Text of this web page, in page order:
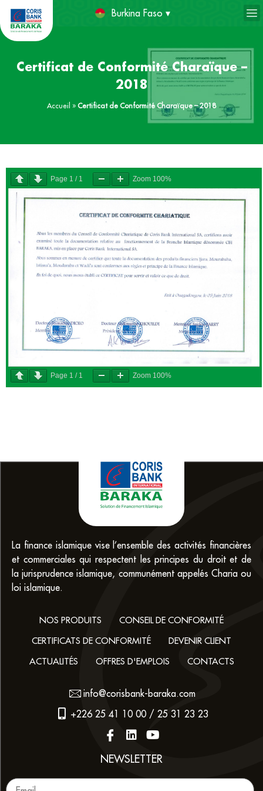
Burkina Faso ▾
Certificat de Conformité Charaïque –
2018
Accueil » Certificat de Conformité Charaïque – 2018
Page 1 / 1 Zoom 100%
Page 1 / 1 Zoom 100%
La finance islamique vise l’ensemble des activités financières
et commerciales qui respectent les principes du droit et de
la jurisprudence islamique, communément appelés Charia ou
loi islamique.
NOS PRODUITS
CONSEIL DE CONFORMITÉ
CERTIFICATS DE CONFORMITÉ
DEVENIR CLIENT
ACTUALITÉS
OFFRES D'EMPLOIS CONTACTS
info@corisbank-baraka.com
+226 25 41 10 00 / 25 31 23 23
NEWSLETTER